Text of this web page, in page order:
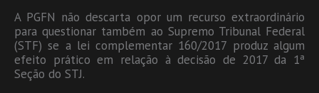
A PGFN não descarta opor um recurso extraordinário
para questionar também ao Supremo Tribunal Federal
(STF) se a lei complementar 160/2017 produz algum
efeito prático em relação à decisão de 2017 da 1ª
Seção do STJ.